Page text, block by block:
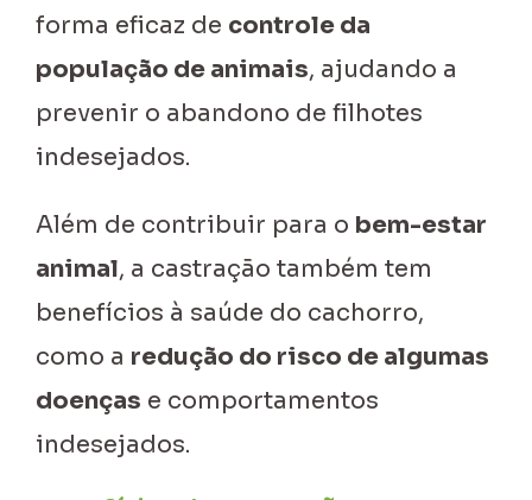
forma eficaz de controle da
população de animais, ajudando a
prevenir o abandono de filhotes
indesejados.
Além de contribuir para o bem-estar
animal, a castração também tem
benefícios à saúde do cachorro,
como a redução do risco de algumas
doenças e comportamentos
indesejados.